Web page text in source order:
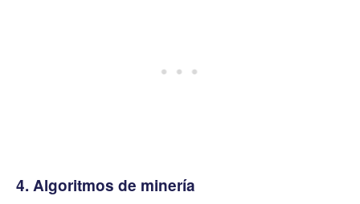
4. Algoritmos de minería